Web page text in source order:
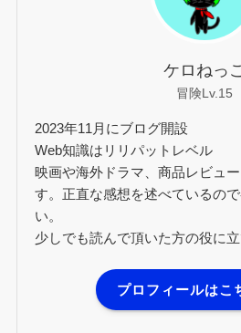
ケロねっ
冒険Lv.15
2023年11月にブログ開設
Web知識はリリパットレベル
映画や海外ドラマ、商品レビュ
す。正直な感想を述べているの
い。
少しでも読んで頂いた方の役に立
プロフィールはこ